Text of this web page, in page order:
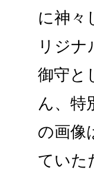
に神々
リジ
御守と
ん、特
の画像
ていた